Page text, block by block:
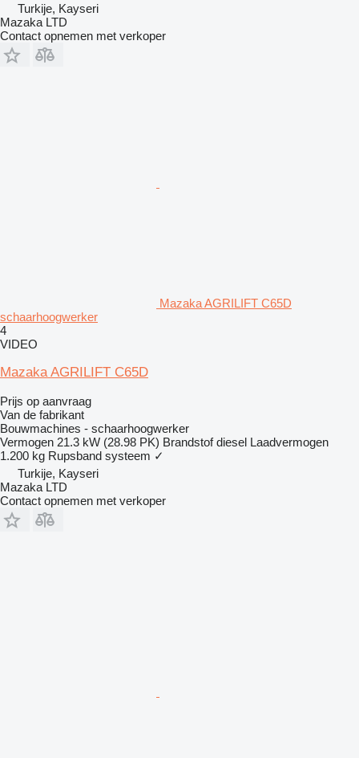
Turkije, Kayseri
Mazaka LTD
Contact opnemen met verkoper
Mazaka AGRILIFT C65D
schaarhoogwerker
4
VIDEO
Mazaka AGRILIFT C65D
Prijs op aanvraag
Van de fabrikant
Bouwmachines - schaarhoogwerker
Vermogen 21.3 kW (28.98 PK) Brandstof diesel Laadvermogen
1.200 kg Rupsband systeem ✓
Turkije, Kayseri
Mazaka LTD
Contact opnemen met verkoper